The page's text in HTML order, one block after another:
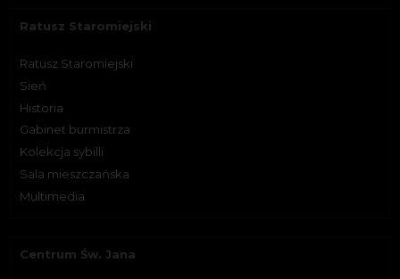
Ratusz Staromiejski
Ratusz Staromiejski
Sień
Historia
Gabinet burmistrza
Kolekcja sybilli
Sala mieszczańska
Multimedia
Centrum Św. Jana